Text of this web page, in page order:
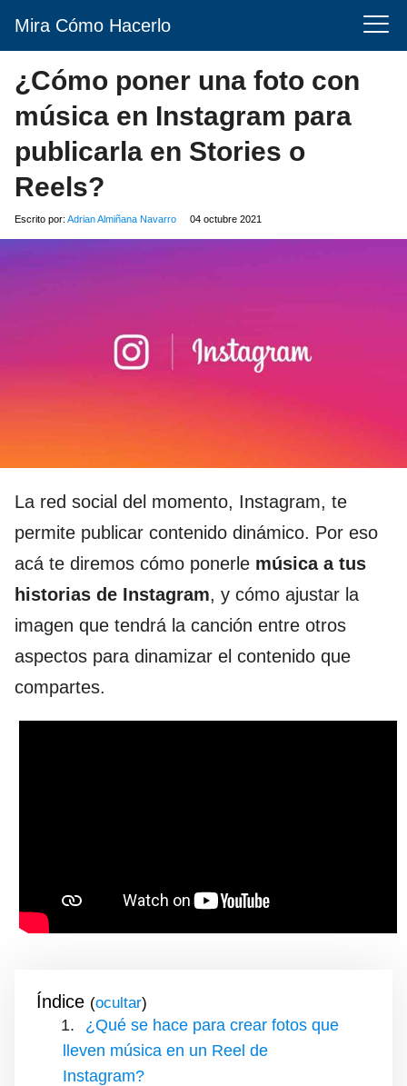
Mira Cómo Hacerlo
¿Cómo poner una foto con
música en Instagram para
publicarla en Stories o
Reels?
Escrito por: Adrian Almiñana Navarro 04 octubre 2021
La red social del momento, Instagram, te
permite publicar contenido dinámico. Por eso
acá te diremos cómo ponerle música a tus
historias de Instagram, y cómo ajustar la
imagen que tendrá la canción entre otros
aspectos para dinamizar el contenido que
compartes.
Índice ( )
¿Qué se hace para crear fotos que
lleven música en un Reel de
Instagram?